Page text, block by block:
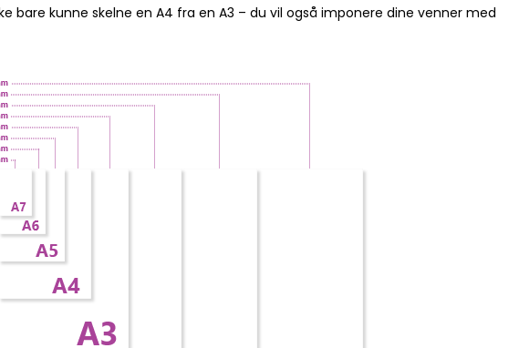
bare kunne skelne en A4 fra en A3 – du vil også imponere dine venner med